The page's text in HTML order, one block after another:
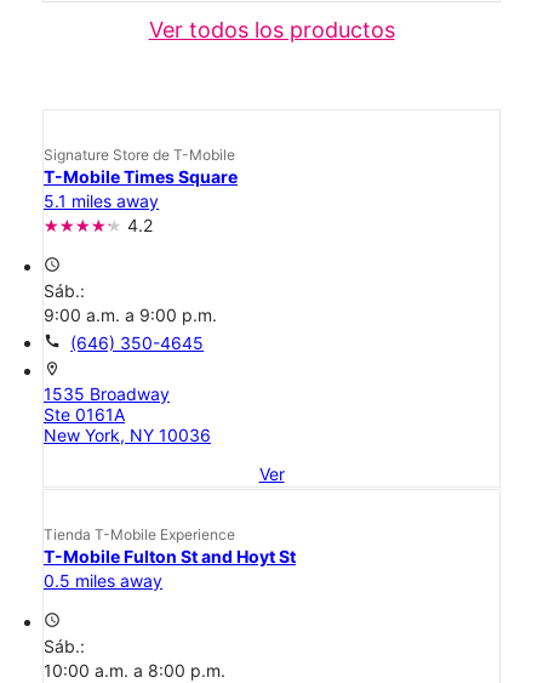
Ver todos los productos
Signature Store de T-Mobile
T-Mobile Times Square
5.1 miles away
4.2
access_time
Sáb.:
9:00 a.m. a 9:00 p.m.
call (646) 350-4645
location_on
1535 Broadway
Ste 0161A
New York, NY 10036
Ver
Tienda T-Mobile Experience
T-Mobile Fulton St and Hoyt St
0.5 miles away
access_time
Sáb.:
10:00 a.m. a 8:00 p.m.